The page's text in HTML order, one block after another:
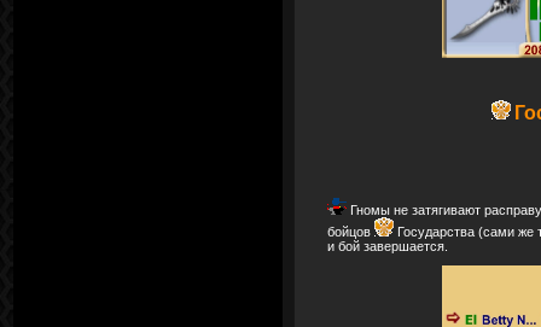
Гномы не затягивают
бойцов
Государства (сами
и бой завершается.